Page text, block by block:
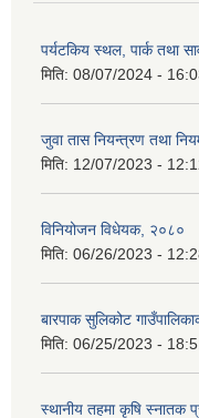
पर्यटकिय स्थल, पार्क तथा
मिति: 08/07/2024 -
जुवा तास नियन्त्रण तथा
मिति: 12/07/2023 -
विनियोजन विधेयक, २०८०
मिति: 06/26/2023 -
बारपाक सुलिकोट
मिति: 06/25/2023 -
स्थानीय तहमा कृषि स्नातक